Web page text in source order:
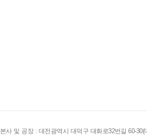
본사 및 공장 : 대전광역시 대덕구 대화로32번길 60-